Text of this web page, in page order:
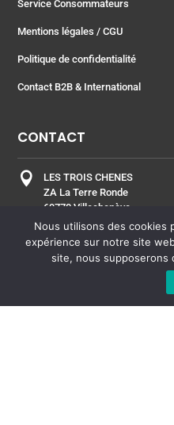
Service Consommateurs
Mentions légales / CGU
Politique de confidentialité
Contact B2B & International
CONTACT

LES TROIS CHENES
ZA La Terre Ronde
69770 Villechenève
FRANCE
+33 4 74 70 20 20
 Envoyer un message
Nous utilisons des cookies
expérience sur notre site
site, nous supposerons